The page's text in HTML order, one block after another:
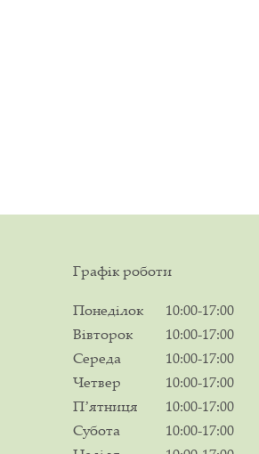
Графік роботи
Понеділок
10:00-17:00
Вівторок
10:00-17:00
Середа
10:00-17:00
Четвер
10:00-17:00
Пʼятниця
10:00-17:00
Субота
10:00-17:00